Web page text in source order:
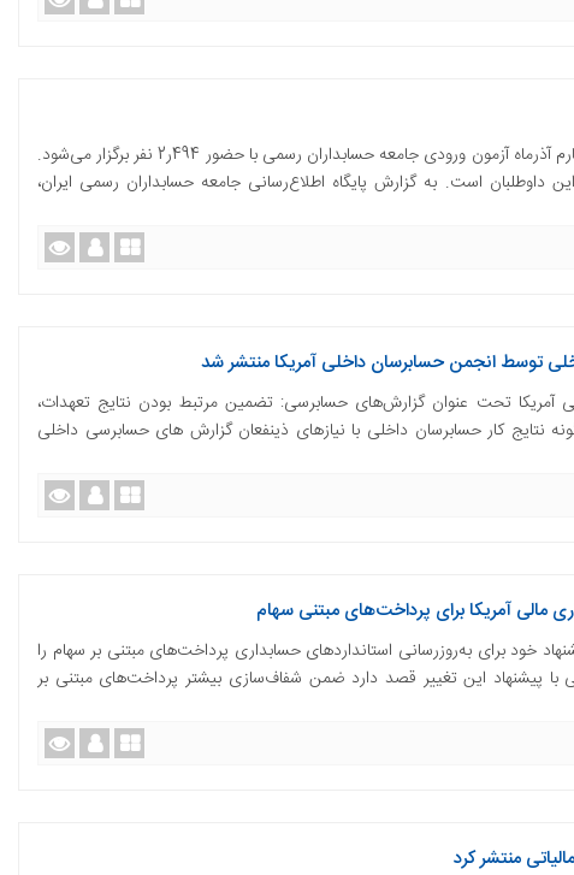
بعدازظهر پنج شنبه سوم آذرماه و صبح جمعه چهارم آذرماه آزمون ورودی جامعه‌ حسابداران رسمی با حضور 494ر2 نفر برگزار می‌شود.
داوطلبان است. به گزارش پایگاه اطلاع‌رسانی جامعه‌ حسابداران رسمی ایران،
توسط انجمن حسابرسان داخلی آمریکا منتشر شد
آمریکا تحت عنوان گزارش‌های حسابرسی: تضمین مرتبط بودن نتایج تعهدات،
نتایج کار حسابرسان داخلی با نیازهای ذینفعان گزارش های حسابرسی داخلی
مالی آمریکا برای پرداخت‌های مبتنی سهام
خود برای به‌روزرسانی استانداردهای حسابداری پرداخت‌های مبتنی بر سهام را
با پیشنهاد این تغییر قصد دارد ضمن شفاف‌سازی بیشتر پرداخت‌های مبتنی بر
منتشر کرد